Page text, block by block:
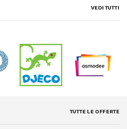
VEDI TUTTI
TUTTE LE OFFERTE